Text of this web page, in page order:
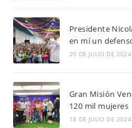
Presidente
en mí un
20 DE JULIO DE 2024
Gran Misión
120 mil mujeres
18 DE JULIO DE 2024